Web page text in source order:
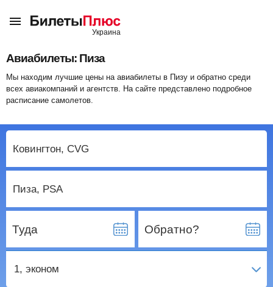
Авиабилеты: Пиза
Мы находим лучшие цены на авиабилеты в Пизу и обратно среди
всех авиакомпаний и агентств. На сайте представлено подробное
расписание самолетов.
Туда Обратно?
1, эконом